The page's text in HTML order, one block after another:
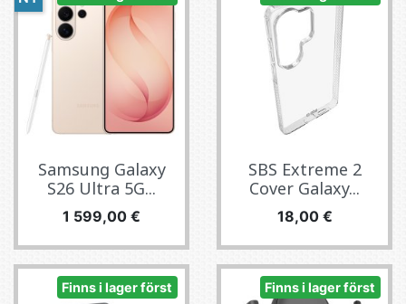
Samsung Galaxy
S26 Ultra 5G...
Pris
1 599,00 €
SBS Extreme 2
Cover Galaxy...
Pris
18,00 €
Finns i lager först Finns i lager först